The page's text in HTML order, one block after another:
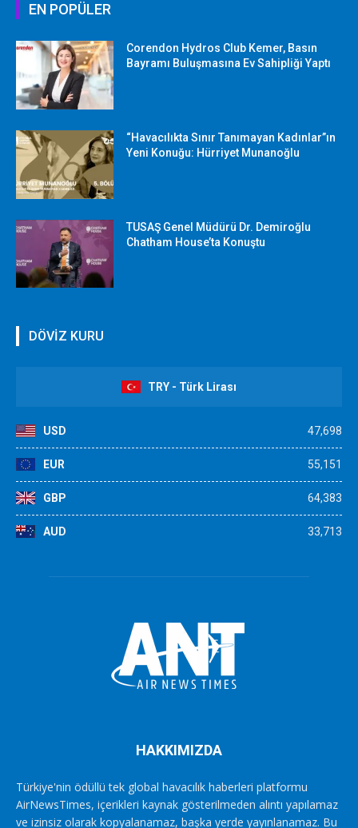
EN POPÜLER
Corendon Hydros Club Kemer, Basın
Bayramı Buluşmasına Ev Sahipliği Yaptı
“Havacılıkta Sınır Tanımayan Kadınlar”ın
Yeni Konuğu: Hürriyet Munanoğlu
TUSAŞ Genel Müdürü Dr. Demiroğlu
Chatham House’ta Konuştu
DÖVİZ KURU
TRY - Türk Lirası
USD 47,698
EUR 55,151
GBP 64,383
AUD 33,713
HAKKIMIZDA
Türkiye'nin ödüllü tek global havacılık haberleri platformu
AirNewsTimes, içerikleri kaynak gösterilmeden alıntı yapılamaz
ve izinsiz olarak kopyalanamaz, başka yerde yayınlanamaz. Bu